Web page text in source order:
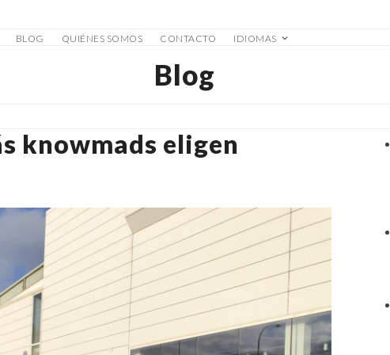
BLOG QUIÉNES SOMOS CONTACTO IDIOMAS
Blog
knowmads eligen